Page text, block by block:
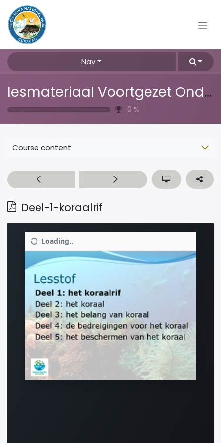
Nav
lesmateriaal Voortgezet Onderwijs
0 %
Course content
Deel-1-koraalrif